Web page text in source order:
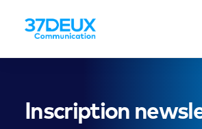
Inscription